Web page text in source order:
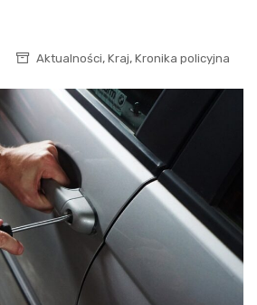
Aktualności, Kraj, Kronika policyjna